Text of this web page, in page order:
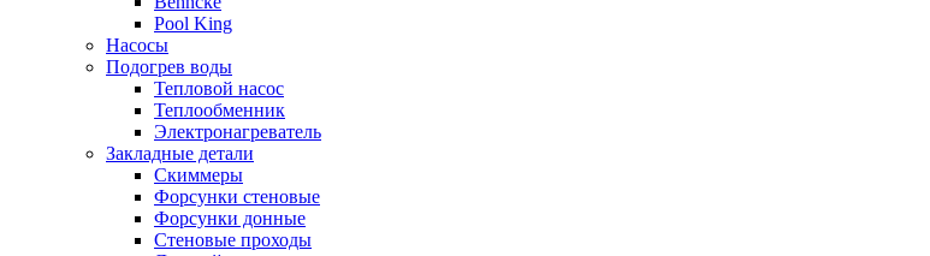
Pool King
Насосы
Подогрев воды
Тепловой насос
Теплообменник
Электронагреватель
Закладные детали
Скиммеры
Форсунки стеновые
Форсунки донные
Стеновые проходы